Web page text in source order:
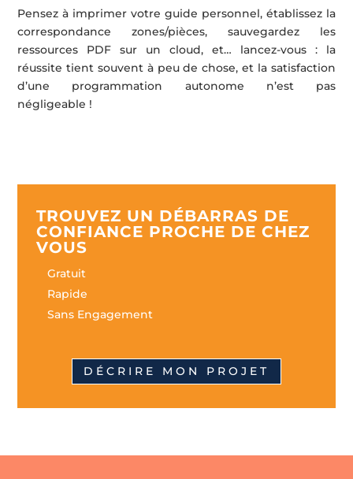
Pensez à imprimer votre guide personnel, établissez la
correspondance zones/pièces, sauvegardez les
ressources PDF sur un cloud, et… lancez-vous : la
réussite tient souvent à peu de chose, et la satisfaction
d’une programmation autonome n’est pas
négligeable !
TROUVEZ UN DÉBARRAS DE
CONFIANCE PROCHE DE CHEZ
VOUS
Gratuit
Rapide
Sans Engagement
DÉCRIRE MON PROJET